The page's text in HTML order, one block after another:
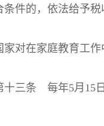
条件的，依法给予税
在家庭教育工作中
条 每年5月15日